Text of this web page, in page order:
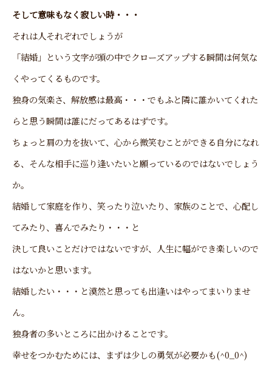
そして意味もなく寂しい時・・・
それは人それぞれでしょうが
「結婚」という文字が頭の中でクローズアップする瞬間は何気な
くやってくるものです。
独身の気楽さ、解放感は最高・・・でもふと隣に誰かいてくれた
らと思う瞬間は誰にだってあるはずです。
ちょっと肩の力を抜いて、心から微笑むことができる自分になれ
る、そんな相手に巡り逢いたいと願っているのではないでしょう
か。
結婚して家庭を作り、笑ったり泣いたり、家族のことで、心配し
てみたり、喜んでみたり・・・と
決して良いことだけではないですが、人生に幅ができ楽しいので
はないかと思います。
結婚したい・・・と漠然と思っても出逢いはやってまいりませ
ん。
独身者の多いところに出かけることです。
幸せをつかむためには、まずは少しの勇気が必要かも(^0_0^)